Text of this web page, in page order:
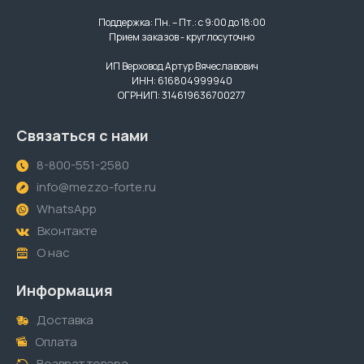
Поддержка: Пн. – Пт.: с 9:00 до 18:00
Прием заказов - круглосуточно
ИП Верховод Артур Вячеславович
ИНН: 616804999940
ОГРНИП: 314619636700277
Связаться с нами
8-800-551-2580
info@mezzo-forte.ru
WhatsApp
Вконтакте
О нас
Информация
Доставка
Оплата